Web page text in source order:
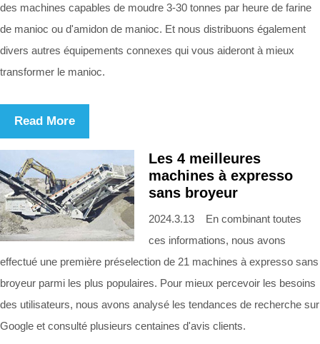
des machines capables de moudre 3-30 tonnes par heure de farine
de manioc ou d'amidon de manioc. Et nous distribuons également
divers autres équipements connexes qui vous aideront à mieux
transformer le manioc.
Read More
Les 4 meilleures
machines à expresso
sans broyeur
2024.3.13 En combinant toutes
ces informations, nous avons
effectué une première préselection de 21 machines à expresso sans
broyeur parmi les plus populaires. Pour mieux percevoir les besoins
des utilisateurs, nous avons analysé les tendances de recherche sur
Google et consulté plusieurs centaines d'avis clients.